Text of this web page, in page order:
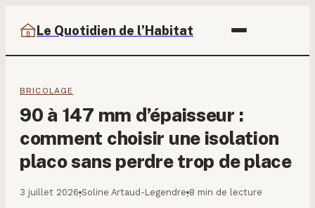
Le Quotidien de l’Habitat
BRICOLAGE
90 à 147 mm d’épaisseur :
comment choisir une isolation
placo sans perdre trop de place
3 juillet 2026·Soline Artaud-Legendre·8 min de lecture